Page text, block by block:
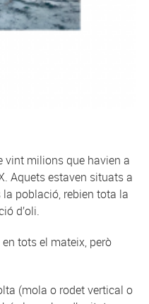
vint milions que havien a
Aquets estaven situats a
població, rebien tota la
d’oli.
tots el mateix, però
(mola o rodet vertical o